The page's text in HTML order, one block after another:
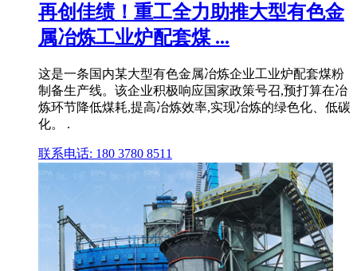
再创佳绩！重工全力助推大型有色金
属冶炼工业炉配套煤 ...
这是一条国内某大型有色金属冶炼企业工业炉配套煤粉
制备生产线。该企业积极响应国家政策号召,预打算在冶
炼环节降低煤耗,提高冶炼效率,实现冶炼的绿色化、低碳
化。 .
联系电话: 180 3780 8511